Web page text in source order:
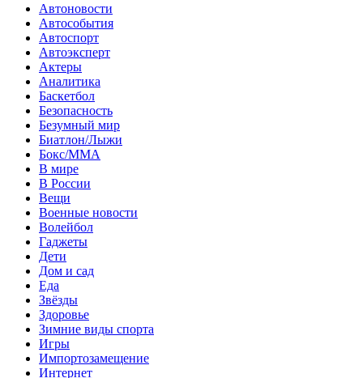
Автоновости
Автособытия
Автоспорт
Автоэксперт
Актеры
Аналитика
Баскетбол
Безопасность
Безумный мир
Биатлон/Лыжи
Бокс/MMA
В мире
В России
Вещи
Военные новости
Волейбол
Гаджеты
Дети
Дом и сад
Еда
Звёзды
Здоровье
Зимние виды спорта
Игры
Импортозамещение
Интернет